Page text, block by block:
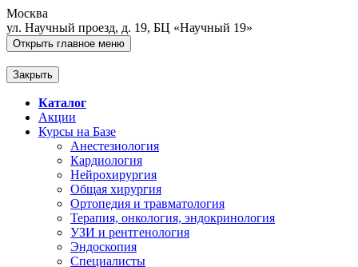
Москва
ул. Научный проезд, д. 19, БЦ «Научный 19»
Открыть главное меню
Закрыть
Каталог
Акции
Курсы на Базе
Анестезиология
Кардиология
Нейрохирургия
Общая хирургия
Ортопедия и травматология
Терапия, онкология, эндокринология
УЗИ и рентгенология
Эндоскопия
Специалисты